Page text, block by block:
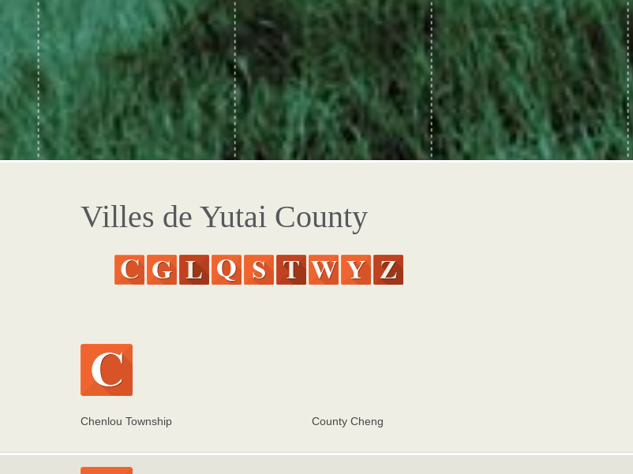
Villes de Yutai County
Chenlou Township County Cheng